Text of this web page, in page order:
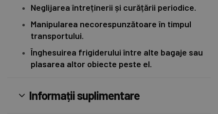
Neglijarea întreținerii și curățării periodice.
Manipularea necorespunzătoare în timpul
transportului.
Înghesuirea frigiderului între alte bagaje sau
plasarea altor obiecte peste el.
Informații suplimentare